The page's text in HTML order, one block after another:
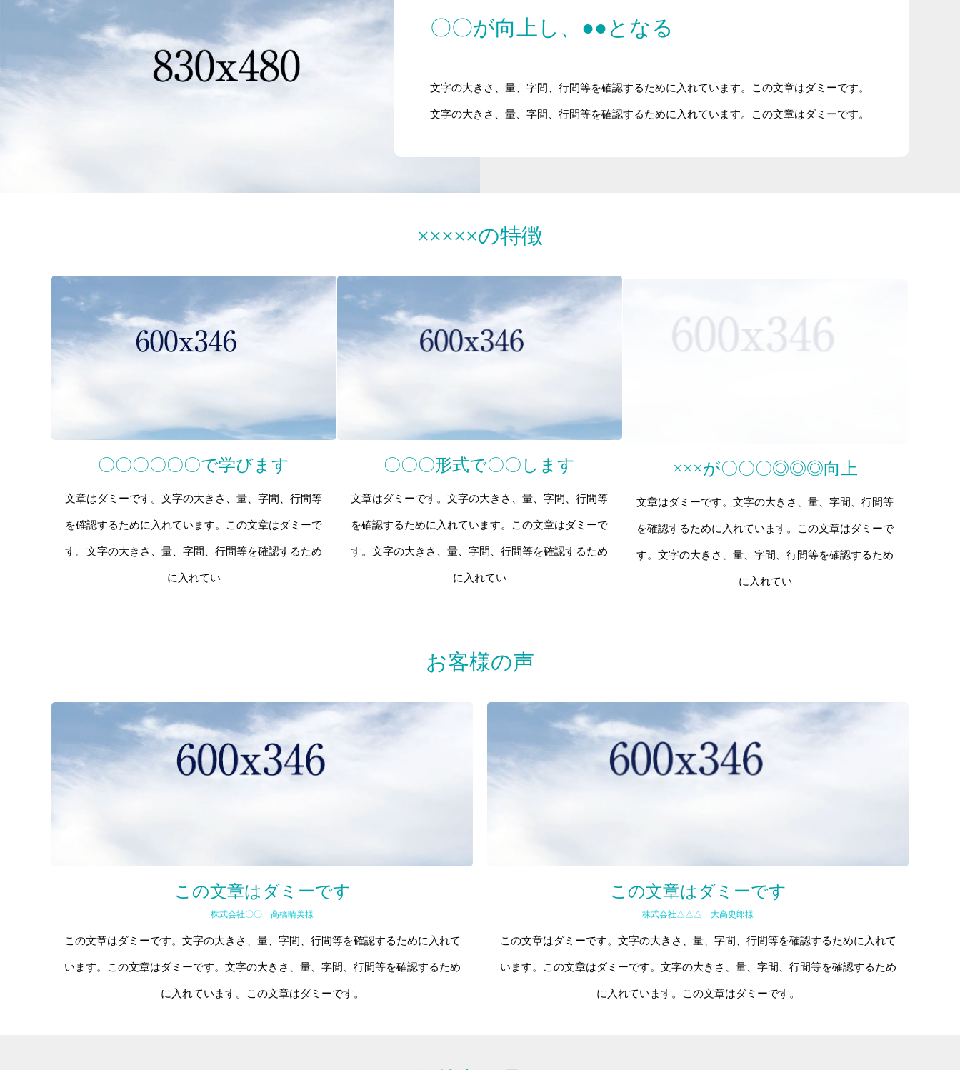
〇〇が向上し、●●となる
文字の大きさ、量、字間、行間等を確認するために入れています。この文章はダミーです。
文字の大きさ、量、字間、行間等を確認するために入れています。この文章はダミーです。
×××××の特徴
〇〇〇〇〇〇で学びます
文章はダミーです。文字の大きさ、量、字間、行間等
を確認するために入れています。この文章はダミーで
す。文字の大きさ、量、字間、行間等を確認するため
に入れてい
〇〇〇形式で〇〇します
文章はダミーです。文字の大きさ、量、字間、行間等
を確認するために入れています。この文章はダミーで
す。文字の大きさ、量、字間、行間等を確認するため
に入れてい
×××が〇〇〇◎◎◎向上
文章はダミーです。文字の大きさ、量、字間、行間等
を確認するために入れています。この文章はダミーで
す。文字の大きさ、量、字間、行間等を確認するため
に入れてい
お客様の声
この文章はダミーです
株式会社〇〇 高橋晴美様
この文章はダミーです。文字の大きさ、量、字間、行間等を確認するために入れて
います。この文章はダミーです。文字の大きさ、量、字間、行間等を確認するため
に入れています。この文章はダミーです。
この文章はダミーです
株式会社△△△ 大高史郎様
この文章はダミーです。文字の大きさ、量、字間、行間等を確認するために入れて
います。この文章はダミーです。文字の大きさ、量、字間、行間等を確認するため
に入れています。この文章はダミーです。
お客様の声
料金システム
ブログ
音声配信